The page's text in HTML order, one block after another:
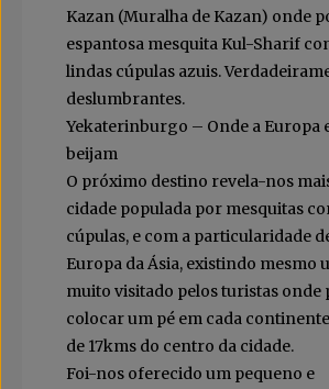
Kazan (Muralha de Kazan) onde
espantosa mesquita Kul-Sharif
lindas cúpulas azuis.
deslumbrantes.
Yekaterinburgo – Onde a Europa
beijam
O próximo destino revela-nos
cidade populada por mesquitas
cúpulas, e com a particularidade
Europa da Ásia, existindo mesmo
muito visitado pelos turistas onde
colocar um pé em cada
de 17kms do centro da cidade.
Foi-nos oferecido um pequeno e